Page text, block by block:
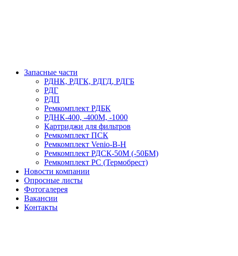
Запасные части
РДНК, РДГК, РДГД, РДГБ
РДГ
РДП
Ремкомплект РДБК
РДНК-400, -400М, -1000
Картриджи для фильтров
Ремкомплект ПСК
Ремкомплект Venio-В-Н
Ремкомплект РДСК-50М (-50БМ)
Ремкомплект РС (Термобрест)
Новости компании
Опросные листы
Фотогалерея
Вакансии
Контакты